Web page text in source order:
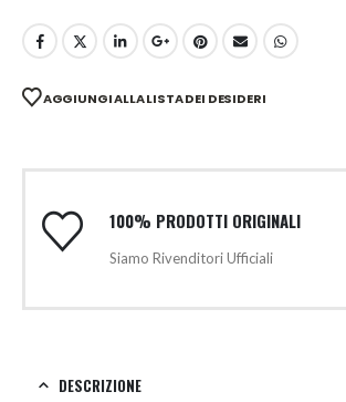
AGGIUNGI ALLA LISTA DEI DESIDERI
100% PRODOTTI ORIGINALI
Siamo Rivenditori Ufficiali
DESCRIZIONE